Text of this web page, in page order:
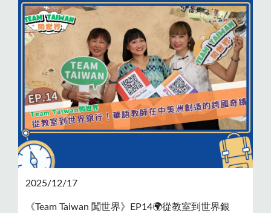
2025/12/17
《Team Taiwan 闖世界》EP14🌍從教室到世界銀